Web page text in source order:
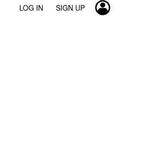
LOG IN SIGN UP